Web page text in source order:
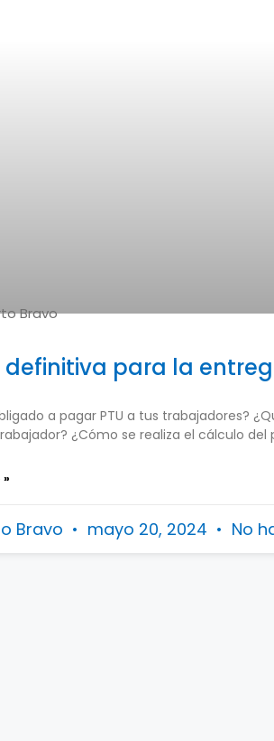
definitiva para la
a pagar PTU a tus trabajadores?
¿Cómo se realiza el cálculo del
»
Bravo mayo 20, 2024 No